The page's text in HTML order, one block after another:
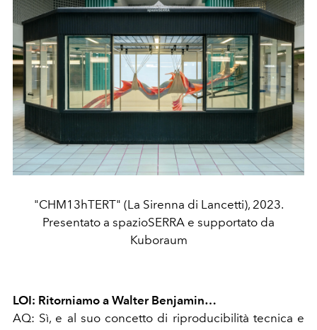
"CHM13hTERT" (La Sirenna di Lancetti), 2023.
Presentato a spazioSERRA e supportato da
Kuboraum
LOI: Ritorniamo a Walter Benjamin…
AQ: Sì, e al suo concetto di riproducibilità tecnica e